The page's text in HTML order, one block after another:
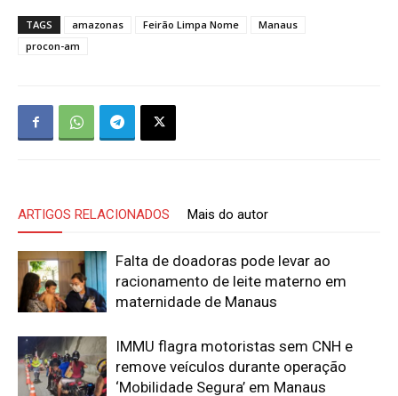
TAGS amazonas Feirão Limpa Nome
Manaus
procon-am
ARTIGOS RELACIONADOS Mais do autor
Falta de doadoras pode levar ao
racionamento de leite materno em
maternidade de Manaus
IMMU flagra motoristas sem CNH e
remove veículos durante operação
‘Mobilidade Segura’ em Manaus